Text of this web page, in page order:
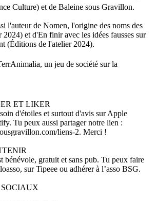
Culture) et de Baleine sous Gravillon.
l'auteur de Nomen, l'origine des noms des
2024) et d'En finir avec les idées fausses sur
(Éditions de l'atelier 2024).
un jeu de société sur la
ET LIKER
d'étoiles et surtout d'avis sur Apple
Tu peux aussi partager notre lien :
liens-2. Merci !
bénévole, gratuit et sans pub. Tu peux faire
sur Tipeee ou adhérer à l’asso BSG.
SOCIAUX